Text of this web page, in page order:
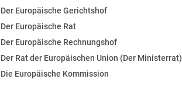
Der Europäische Gerichtshof
Der Europäische Rat
Der Europäische Rechnungshof
Der Rat der Europäischen Union (Der Ministerrat)
Die Europäische Kommission